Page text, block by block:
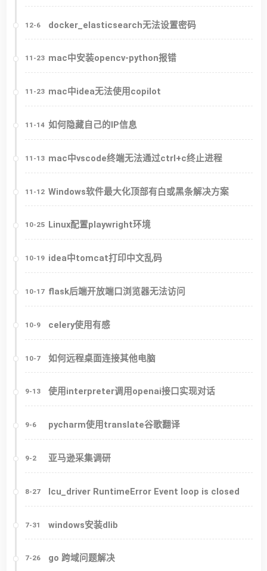
12-6 docker_elasticsearch无法设置密码
11-23 mac中安装opencv-python报错
11-23 mac中idea无法使用copilot
11-14 如何隐藏自己的IP信息
11-13 mac中vscode终端无法通过ctrl+c终止进程
11-12 Windows软件最大化顶部有白或黑条解决方案
10-25 Linux配置playwright环境
10-19 idea中tomcat打印中文乱码
10-17 flask后端开放端口浏览器无法访问
10-9 celery使用有感
10-7 如何远程桌面连接其他电脑
9-13 使用interpreter调用openai接口实现对话
9-6 pycharm使用translate谷歌翻译
9-2 亚马逊采集调研
8-27 lcu_driver RuntimeError Event loop is closed
7-31 windows安装dlib
7-26 go 跨域问题解决